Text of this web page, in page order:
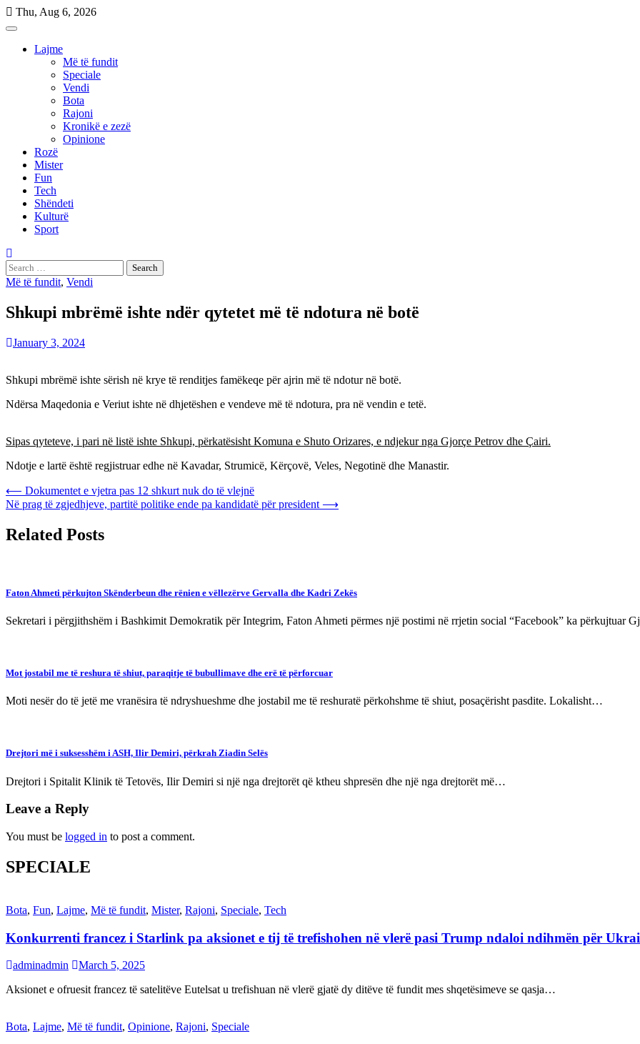
Skip
to
Thu, Aug 6, 2026
Lajme
Më të fundit
Speciale
Vendi
Bota
Rajoni
Kronikë e zezë
Opinione
Rozë
Mister
Fun
Tech
Shëndeti
Kulturë
Sport
Search
for:
Më të fundit, Vendi
Shkupi mbrëmë ishte ndër qytetet më të ndotura në botë
January 3, 2024
Shkupi mbrëmë ishte sërish në krye të renditjes famëkeqe për ajrin më të ndotur në botë.
Ndërsa Maqedonia e Veriut ishte në dhjetëshen e vendeve më të ndotura, pra në vendin e tetë.
Sipas qyteteve, i pari në listë ishte Shkupi, përkatësisht Komuna e Shuto Orizares, e ndjekur nga Gjorçe Petrov dhe Çairi.
Ndotje e lartë është regjistruar edhe në Kavadar, Strumicë, Kërçovë, Veles, Negotinë dhe Manastir.
Post
navigation
⟵ Dokumentet e vjetra pas 12 shkurt nuk do të vlejnë
Në prag të zgjedhjeve, partitë politike ende pa kandidatë për president ⟶
Related Posts
Faton Ahmeti përkujton Skënderbeun dhe rënien e vëllezërve Gervalla dhe Kadri Zekës
Sekretari i përgjithshëm i Bashkimit Demokratik për Integrim, Faton Ahmeti përmes një postimi në rrjetin social “Facebook” ka përkujtuar
Mot jostabil me të reshura të shiut, paraqitje të bubullimave dhe erë të përforcuar
Moti nesër do të jetë me vranësira të ndryshueshme dhe jostabil me të reshuratë përkohshme të shiut, posaçërisht pasdite. Lokalisht…
Drejtori më i suksesshëm i ASH, Ilir Demiri, përkrah Ziadin Selës
Drejtori i Spitalit Klinik të Tetovës, Ilir Demiri si një nga drejtorët që ktheu shpresën dhe një nga drejtorët më…
Leave a Reply
You must be logged in to post a comment.
SPECIALE
Bota, Fun, Lajme, Më të fundit, Mister, Rajoni, Speciale, Tech
Konkurrenti francez i Starlink pa aksionet e tij të trefishohen në vlerë pasi Trump ndaloi ndihmën për
adminadmin
March 5, 2025
Aksionet e ofruesit francez të satelitëve Eutelsat u trefishuan në vlerë gjatë dy ditëve të fundit mes shqetësimeve se qasja…
Bota, Lajme, Më të fundit, Opinione, Rajoni, Speciale